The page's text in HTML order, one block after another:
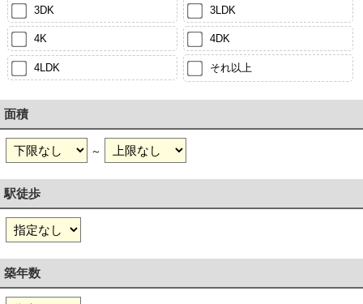
3DK 3LDK
4K 4DK
4LDK それ以上
面積
～
駅徒歩
築年数